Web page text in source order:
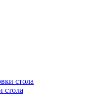
стола
стола